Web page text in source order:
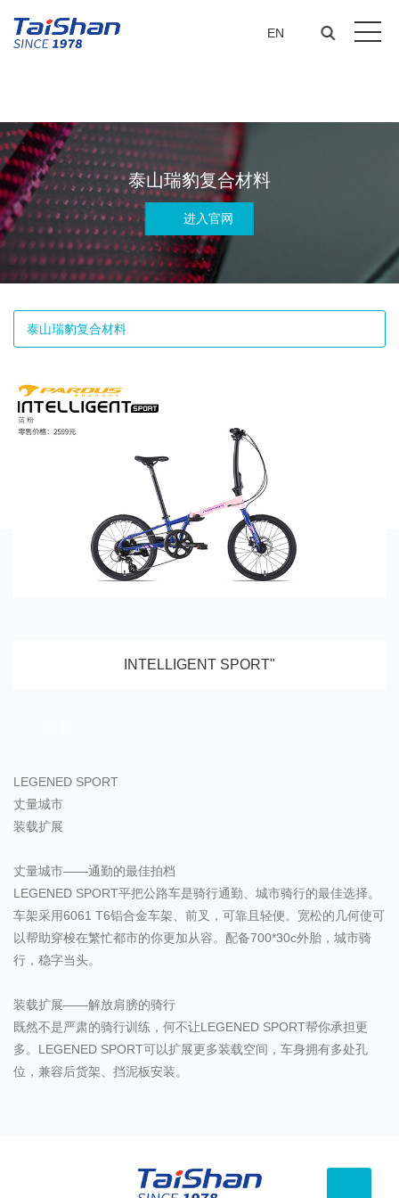
正规买球的网站(中国区)官方
网站
EN
泰山瑞豹复合材料
进入官网
泰山瑞豹复合材料
INTELLIGENT SPORT"
LEGENED SPORT
丈量城市
装载扩展
丈量城市——通勤的最佳拍档
LEGENED SPORT平把公路车是骑行通勤、城市骑行的最佳选择。
车架采用6061 T6铝合金车架、前叉，可靠且轻便。宽松的几何使可
以帮助穿梭在繁忙都市的你更加从容。配备700*30c外胎，城市骑
行，稳字当头。
装载扩展——解放肩膀的骑行
既然不是严肃的骑行训练，何不让LEGENED SPORT帮你承担更
多。LEGENED SPORT可以扩展更多装载空间，车身拥有多处孔
位，兼容后货架、挡泥板安装。